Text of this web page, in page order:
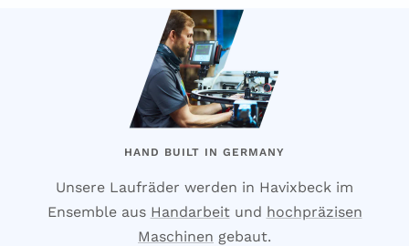
HAND BUILT IN GERMANY
Unsere Laufräder werden in Havixbeck im
Ensemble aus Handarbeitund hochpräzisen
Maschinen gebaut.